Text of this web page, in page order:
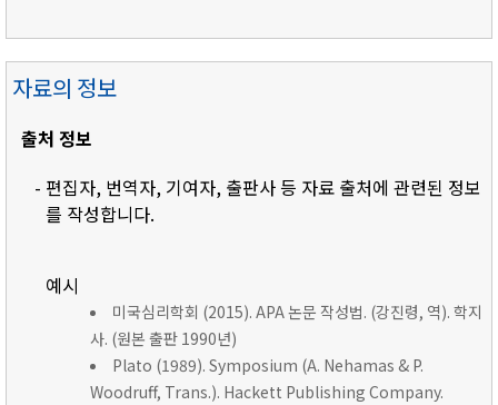
자료의 정보
출처 정보
- 편집자, 번역자, 기여자, 출판사 등 자료 출처에 관련된 정보
를 작성합니다.
예시
미국심리학회 (2015). APA 논문 작성법. (강진령, 역). 학지
사. (원본 출판 1990년)
Plato (1989). Symposium (A. Nehamas & P.
Woodruff, Trans.). Hackett Publishing Company.